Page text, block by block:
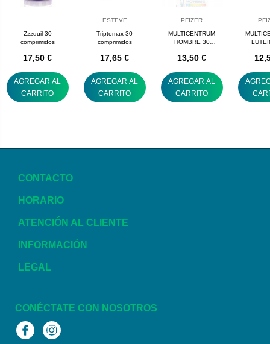
Zzzquil 30
comprimidos
17,50 €
AGREGAR AL
CARRITO
ESTEVE
Triptomax 30
comprimidos
17,65 €
AGREGAR AL
CARRITO
PFIZER
MULTICENTRUM
HOMBRE 30
13,50 €
AGREGAR AL
CARRITO
CONTACTO
HORARIO
ATENCIÓN AL CLIENTE
INFORMACIÓN
LEGAL
CONÉCTATE CON NOSOTROS
FacebookInstagram